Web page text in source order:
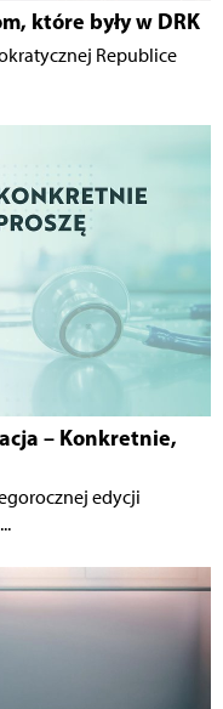
które były w DRK
Republice
– Konkretnie,
edycji